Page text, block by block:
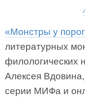
«Монстры у
литературных
филологических
Алексея
серии МИФа и